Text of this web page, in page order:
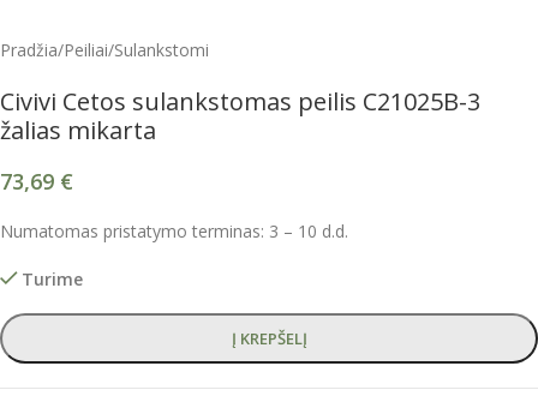
Pradžia/Peiliai/Sulankstomi
Civivi Cetos sulankstomas peilis C21025B-3
žalias mikarta
73,69 €
Numatomas pristatymo terminas: 3 – 10 d.d.
Turime
Į KREPŠELĮ